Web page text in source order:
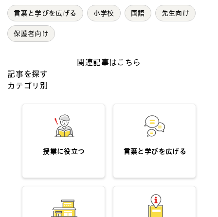
言葉と学びを広げる 小学校 国語 先生向け
保護者向け
関連記事はこちら
記事を探す
カテゴリ別
授業に役立つ 言葉と学びを広げる